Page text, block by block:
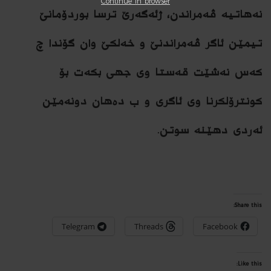
نەهاتیە ڤەمراندن، ژئەگەرێ ترسا بوردۆمانێ
تیمێن ئاگر ڤەمراندنێ و خەلکێ وان گۆندا چ
کەس نەشێت قەستا وی جهی بکەت بۆ
کونترۆلکرنا وی ئاگری و ب دەهان دونەمێن
ئەردی دهێنە سوتن.
Share this:
Facebook
Threads
Telegram
Like this: